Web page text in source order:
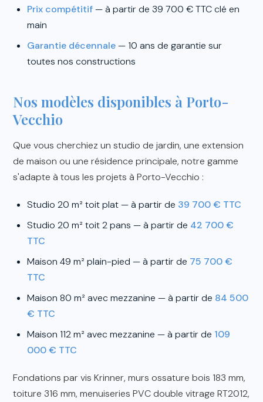
Prix compétitif— à partir de 39 700 € TTC clé en
main
Garantie décennale— 10 ans de garantie sur
toutes nos constructions
Nos modèles disponibles à Porto-
Vecchio
Que vous cherchiez un studio de jardin, une extension
de maison ou une résidence principale, notre gamme
s'adapte à tous les projets à Porto-Vecchio :
Studio 20 m² toit plat — à partir de 39 700 € TTC
Studio 20 m² toit 2 pans — à partir de 42 700 €
TTC
Maison 49 m² plain-pied — à partir de 75 700 €
TTC
Maison 80 m² avec mezzanine — à partir de 84 500
€ TTC
Maison 112 m² avec mezzanine — à partir de 109
000 € TTC
Fondations par vis Krinner, murs ossature bois 183 mm,
toiture 316 mm, menuiseries PVC double vitrage RT2012,